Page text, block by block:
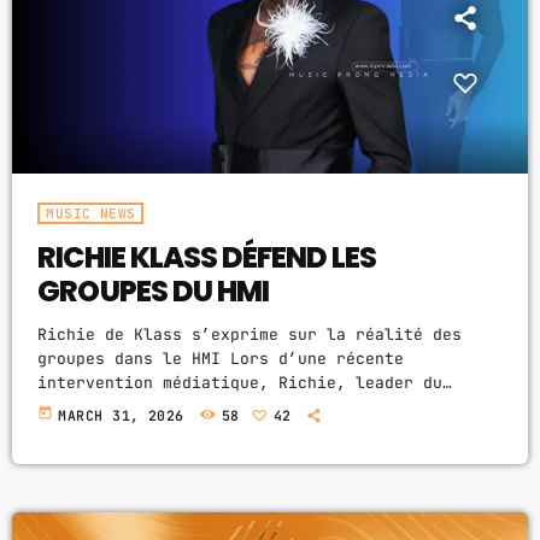
TOP 10
STUDIO
PROMOTE
CONTACTS
FR
UPCOMING SHOWS
MUSIC NEWS
RICHIE KLASS DÉFEND LES
GROUPES DU HMI
Richie de Klass s’exprime sur la réalité des
groupes dans le HMI Lors d’une récente
intervention médiatique, Richie, leader du
groupe Klass, a livré une analyse franche sur la
l’industrie. Selon le maestro, il existe une
today MARCH 31, 2026 58 42